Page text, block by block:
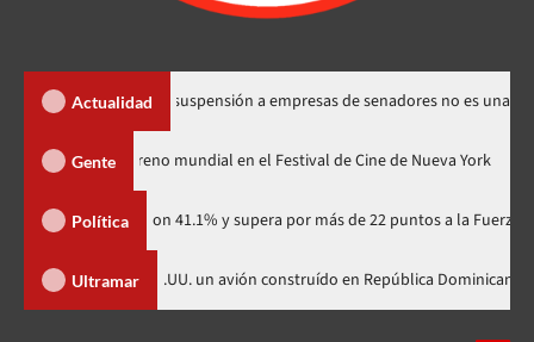
Actualidad
Santos dice suspensión a empresas de senadores no es una sanción
Gente
Minus Zero» tendrá su estreno mundial en el Festival de Cine de
Política
con 41.1% y supera por más de 22 puntos a la Fuerza del Pueblo
Ultramar
construído en Presentan en EE.UU. un avión construído en República